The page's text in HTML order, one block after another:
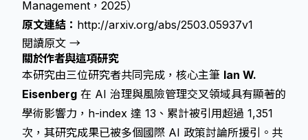
Management，2025）
原文連結： http://arxiv.org/abs/2503.05937v1
閱讀原文 →
關於作者與這項研究
本研究由三位研究者共同完成，核心主筆 Ian W.
Eisenberg 在 AI 治理與風險管理交叉領域具有顯著的
學術影響力，h-index 達 13、累計被引用超過 1,351
次，其研究成果已被多個國際 AI 政策討論所援引。共